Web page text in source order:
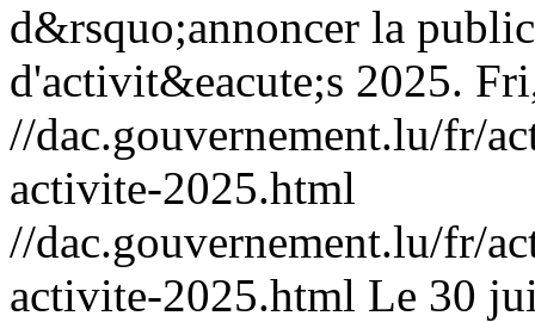
d&rsquo;annoncer la
d'activit&eacute;s 2025.
//dac.gouvernement.lu/fr/
activite-2025.html
//dac.gouvernement.lu/fr/
activite-2025.html Le 30